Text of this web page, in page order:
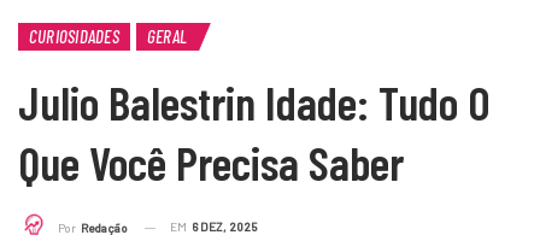
CURIOSIDADES GERAL
Julio Balestrin Idade: Tudo O
Que Você Precisa Saber
Por Redação EM 6 DEZ, 2025